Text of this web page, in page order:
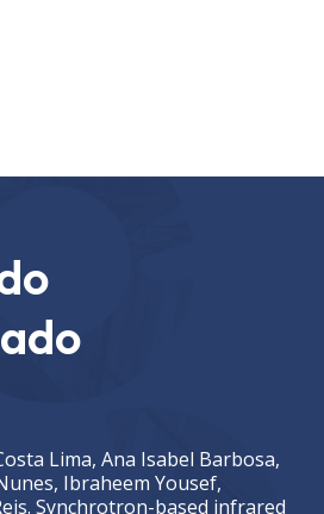
Lima, Ana Isabel Barbosa,
Ibraheem Yousef,
Synchrotron-based infrared